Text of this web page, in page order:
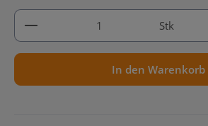
Produkt Anzahl: Gib denStk
In den Warenkorb